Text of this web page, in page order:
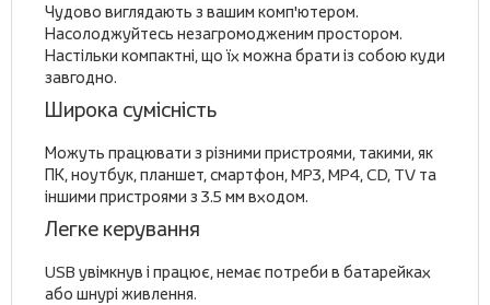
Чудово виглядають з вашим комп'ютером.
Насолоджуйтесь незагромодженим простором.
Настільки компактні, що їх можна брати із собою куди
завгодно.
Широка сумісність
Можуть працювати з різними пристроями, такими, як
ПК, ноутбук, планшет, смартфон, MP3, MP4, CD, TV та
іншими пристроями з 3.5 мм входом.
Легке керування
USB увімкнув і працює, немає потреби в батарейках
або шнурі живлення.